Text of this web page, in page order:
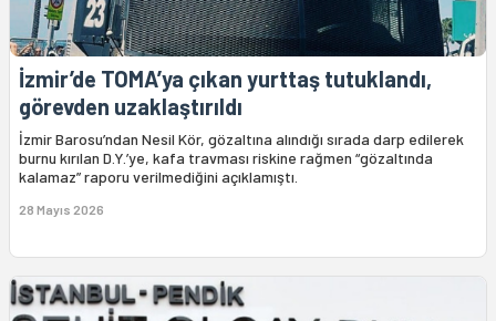
İzmir’de TOMA’ya çıkan yurttaş tutuklandı,
görevden uzaklaştırıldı
İzmir Barosu’ndan Nesil Kör, gözaltına alındığı sırada darp edilerek
burnu kırılan D.Y.’ye, kafa travması riskine rağmen “gözaltında
kalamaz” raporu verilmediğini açıklamıştı.
28 Mayıs 2026